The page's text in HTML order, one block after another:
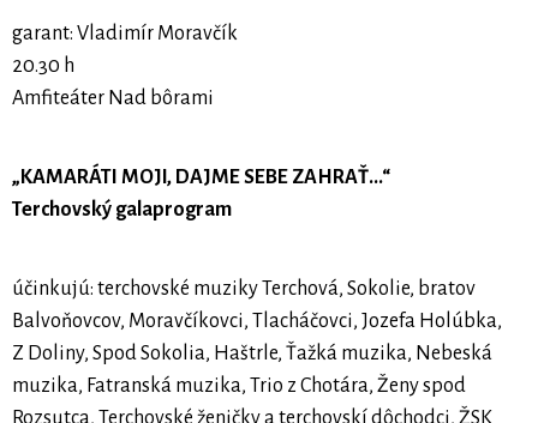
garant: Vladimír Moravčík
20.30 h
Amfiteáter Nad bôrami
„KAMARÁTI MOJI, DAJME SEBE ZAHRAŤ...“
Terchovský galaprogram
účinkujú: terchovské muziky Terchová, Sokolie, bratov
Balvoňovcov, Moravčíkovci, Tlacháčovci, Jozefa Holúbka,
Z Doliny, Spod Sokolia, Haštrle, Ťažká muzika, Nebeská
muzika, Fatranská muzika, Trio z Chotára, Ženy spod
Rozsutca, Terchovské ženičky a terchovskí dôchodci, ŽSK